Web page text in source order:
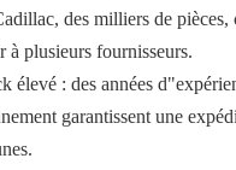
des milliers de pièces,
à plusieurs fournisseurs.
élevé : des années
garantissent une